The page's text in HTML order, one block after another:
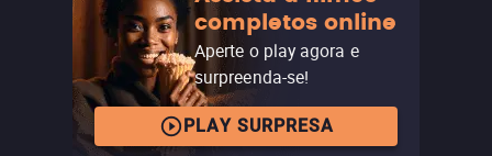
completos online
Aperte o play agora e
surpreenda-se!
PLAY SURPRESA